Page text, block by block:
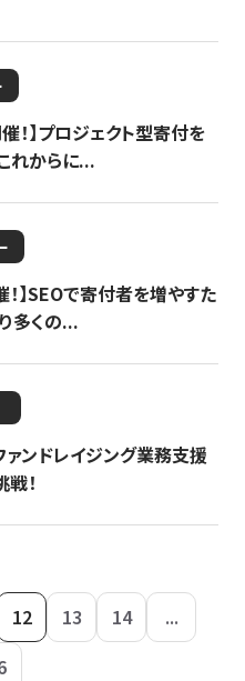
！】プロジェクト型寄付を
れからに...
！】SEOで寄付者を増やすた
多くの...
ァンドレイジング業務支援
！
12 13 14
...